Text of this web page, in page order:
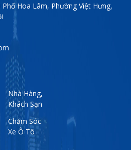
Hoa Lâm, Phường Việt Hưng,
Nhà Hàng,
Khách Sạn
Chăm Sóc
Xe Ô Tô